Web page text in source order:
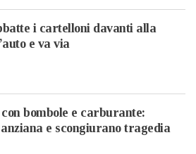
i cartelloni davanti alla
e va via
bombole e carburante:
e scongiurano tragedia